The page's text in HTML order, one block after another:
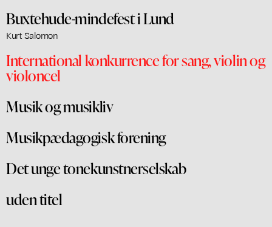
Buxtehude-mindefest i Lund
Kurt Salomon
International konkurrence for sang, violin og
violoncel
Musik og musikliv
Musikpædagogisk forening
Det unge tonekunstnerselskab
uden titel